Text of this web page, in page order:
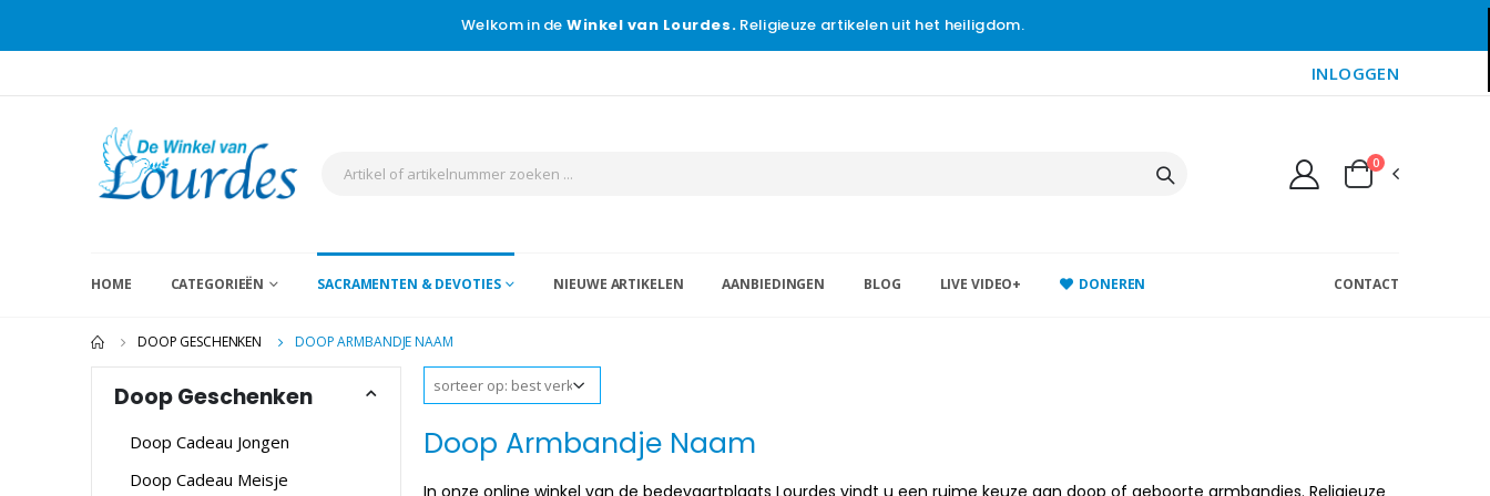
Welkom in deWinkel van Lourdes. Religieuze artikelen uit het heiligdom.
INLOGGEN
0
HOME CATEGORIEËN SACRAMENTEN & DEVOTIES NIEUWE ARTIKELEN AANBIEDINGEN BLOG LIVE VIDEO+ DONEREN CONTACT
DOOP GESCHENKEN DOOP ARMBANDJE NAAM
Doop Armbandje Naam
In onze online winkel van de bedevaartplaats Lourdes vindt u een ruime keuze aan doop of geboorte armbandjes. Religieuze
Doop Geschenken
Doop Cadeau Jongen
Doop Cadeau Meisje